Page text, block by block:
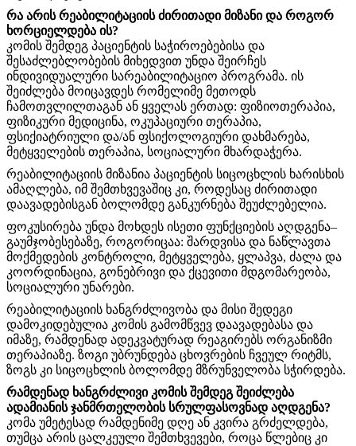
რა არის რეაბილიტაციის ძირითადი მიზანი და როგორ
ხორციელდება ის?
კომის შემდეგ პაციენტის საჭიროებებისა და
შესაძლებლობების მიხედვით უნდა შეირჩეს
ინდივიდუალური სარეაბილიტაციო პროგრამა. ის
შეიძლება მოიცავდეს რომელიმე მეთოდს
ჩამოთვლილთაგან ან ყველას ერთად: ფიზიოთერაპია,
ფიზიკური მედიცინა, ოკუპაციური თერაპია,
ფსიქიატრიული და/ან ფსიქოლოგიური დახმარება,
მეტყველების თერაპია, სოციალური მხარდაჭერა.
რეაბილიტაციის მიზანია პაციენტის სიცოცხლის ხარისხის
ამაღლება, იმ შემთხვევაშიც კი, როდესაც ძირითადი
დაავადებისგან ბოლომდე განკურნება შეუძლებელია.
ფოკუსირება უნდა მოხდეს ისეთი ფუნქციების აღდგენა–
გაუმჯობესებაზე, როგორიცაა: შარდვისა და ნაწლავთა
მოქმედების კონტროლი, მეტყველება, ყლაპვა, ძალა და
კოორდინაცია, გონებრივი და ქცევითი მდგომარეობა,
სოციალური უნარები.
რეაბილიტაციის ხანგრძლივობა და მისი შედეგი
დამოკიდებულია კომის გამომწვევ დაავადებასა და
იმაზე, რამდენად ადეკვატურად რეაგირებს ორგანიზმი
თერაპიაზე. ზოგი უბრუნდება ცხოვრების ჩვეულ რიტმს,
ზოგს კი სიცოცხლის ბოლომდე მზრუნველობა სჭირდება.
რამდენად ხანგრძლივი კომის შემდეგ შეიძლება
ადამიანის ჯანმრთელობის სრულფასოვნად აღდგენა?
კომა უმეტესად რამდენიმე დღე ან კვირა გრძელდება,
თუმცა არის ცალკეული შემთხვევები, როცა წლებიც კი